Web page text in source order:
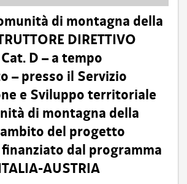
di montagna della
DIRETTIVO
D – a tempo
– presso il Servizio
e Sviluppo territoriale
di montagna della
del progetto
finanziato dal programma
AUSTRIA